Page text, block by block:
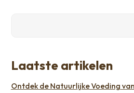
Laatste artikelen
Ontdek de Natuurlijke Voeding